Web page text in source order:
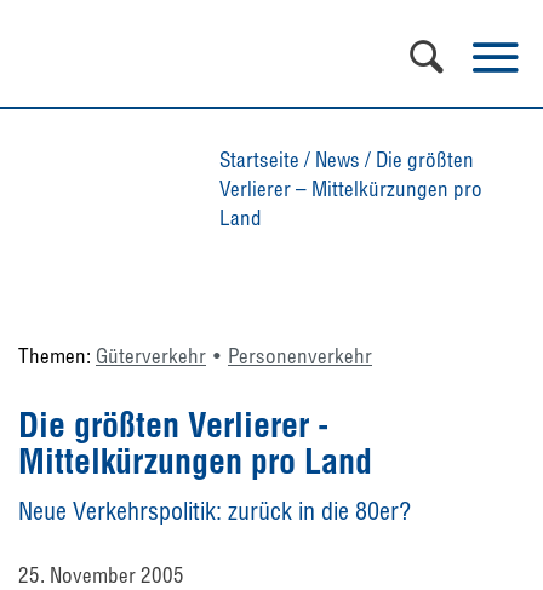
Startseite / News / Die größten
Verlierer – Mittelkürzungen pro
Land
Themen: Güterverkehr Personenverkehr
Die größten Verlierer -
Mittelkürzungen pro Land
Neue Verkehrspolitik: zurück in die 80er?
25. November 2005